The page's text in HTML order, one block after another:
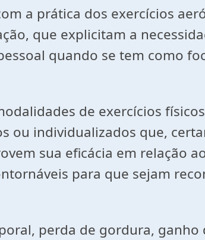
a prática dos exercícios
que explicitam a
quando se tem como
de exercícios
ou individualizados que,
sua eficácia em relação
para que sejam
perda de gordura,